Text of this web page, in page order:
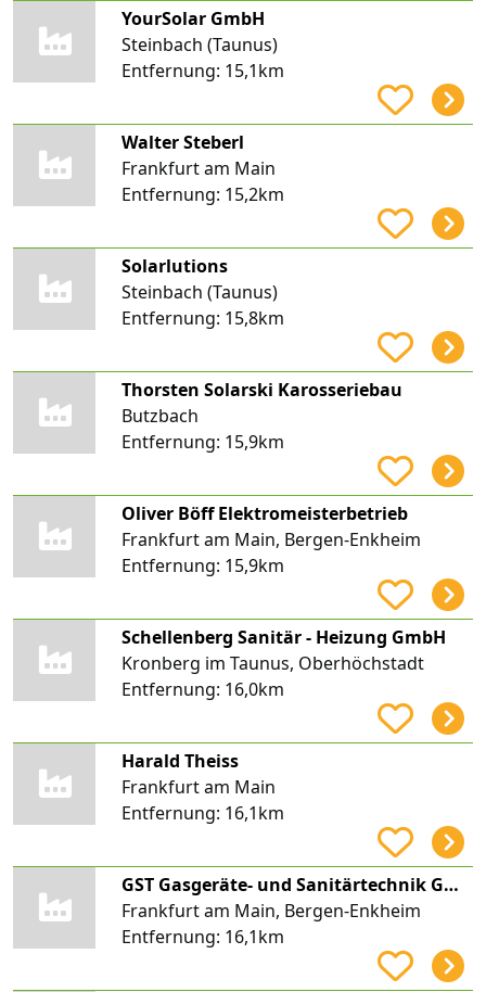
YourSolar GmbH
Steinbach (Taunus)
Entfernung: 15,1km
Walter Steberl
Frankfurt am Main
Entfernung: 15,2km
Solarlutions
Steinbach (Taunus)
Entfernung: 15,8km
Thorsten Solarski Karosseriebau
Butzbach
Entfernung: 15,9km
Oliver Böff Elektromeisterbetrieb
Frankfurt am Main, Bergen-Enkheim
Entfernung: 15,9km
Schellenberg Sanitär - Heizung GmbH
Kronberg im Taunus, Oberhöchstadt
Entfernung: 16,0km
Harald Theiss
Frankfurt am Main
Entfernung: 16,1km
GST Gasgeräte- und Sanitärtechnik GmbH
Frankfurt am Main, Bergen-Enkheim
Entfernung: 16,1km